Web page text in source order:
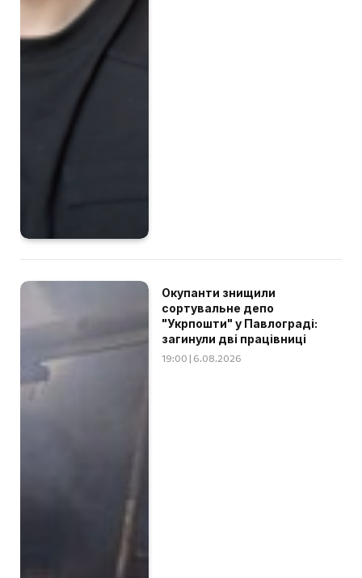
Окупанти знищили
сортувальне депо
"Укрпошти" у Павлограді:
загинули дві працівниці
19:00 | 6.08.2026